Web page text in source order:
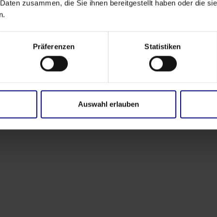
zusammen, die Sie ihnen bereitgestellt haben oder die
Präferenzen Statistiken
Auswahl erlauben
Innflow AG
May 21, 2026by Babette Schroth